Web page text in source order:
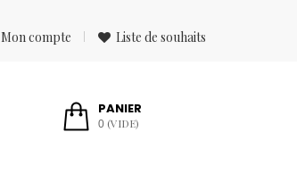
Mon compte Liste de souhaits
PANIER
0 (VIDE)